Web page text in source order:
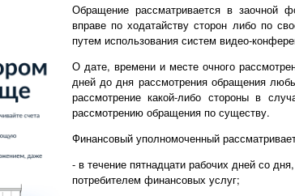
Обращение рассматривается в заочной
вправе по ходатайству сторон либо по
путем использования систем видео-
О дате, времени и месте очного
дней до дня рассмотрения обращения
рассмотрение какой-либо стороны в
рассмотрению обращения по существу.
Финансовый уполномоченный
- в течение пятнадцати рабочих дней со
потребителем финансовых услуг;